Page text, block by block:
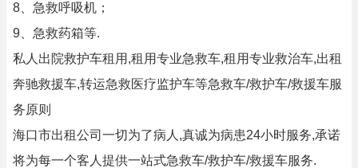
8、急救呼吸机；
9、急救药箱等.
私人出院救护车租用,租用专业急救车,租用专业救治车,出租
奔驰救援车,转运急救医疗监护车等急救车/救护车/救援车服
务原则
海口市出租公司一切为了病人,真诚为病患24小时服务,承诺
将为每一个客人提供一站式急救车/救护车/救援车服务.